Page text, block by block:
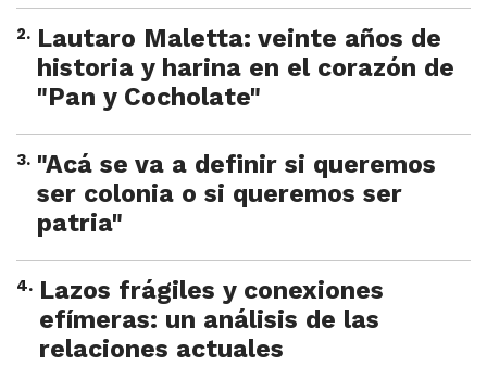
2. Lautaro Maletta: veinte años de
historia y harina en el corazón de
"Pan y Cocholate"
3. "Acá se va a definir si queremos
ser colonia o si queremos ser
patria"
4. Lazos frágiles y conexiones
efímeras: un análisis de las
relaciones actuales